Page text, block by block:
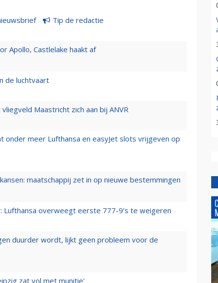
Tip de redactie
Apollo, Castlelake haakt af
de luchtvaart
Maastricht zich aan bij ANVR
meer Lufthansa en easyJet slots vrijgeven op
maatschappij zet in op nieuwe bestemmingen
Lufthansa overweegt eerste 777-9’s te weigeren
duurder wordt, lijkt geen probleem voor de
zat vol met munitie'